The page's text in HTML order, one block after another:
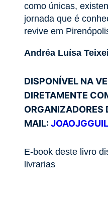
como únicas,
jornada que é
revive em
Andréa Luísa
DISPONÍVEL NA
DIRETAMENTE
ORGANIZADORES
MAIL:
E-book deste livro
livrarias